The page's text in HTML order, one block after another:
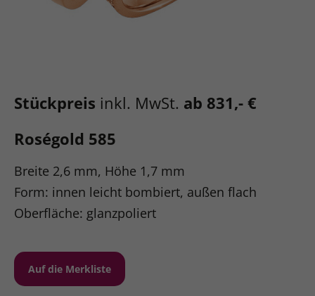
Stückpreis inkl. MwSt. ab 831,- €
Roségold 585
Breite 2,6 mm, Höhe 1,7 mm
Form: innen leicht bombiert, außen flach
Oberfläche: glanzpoliert